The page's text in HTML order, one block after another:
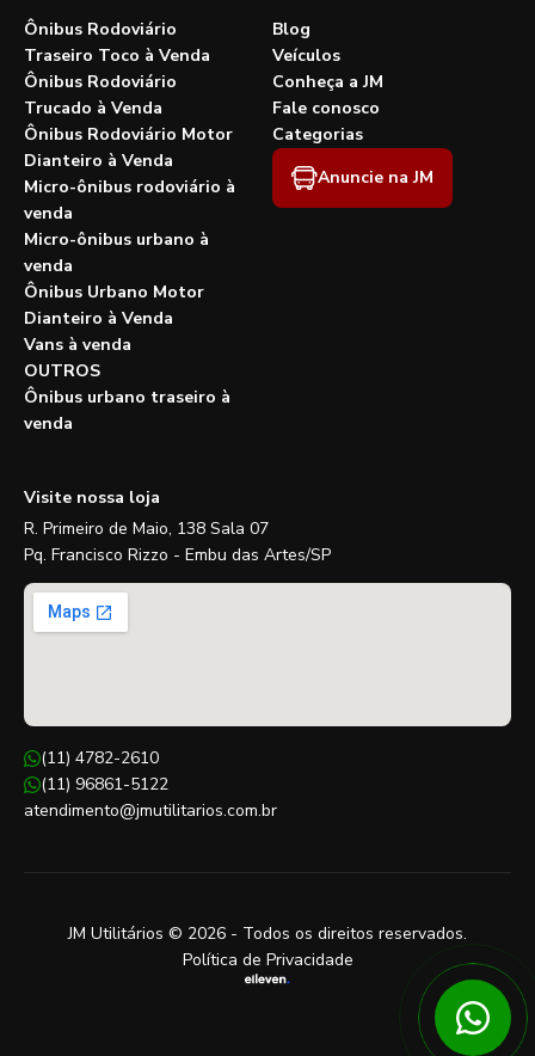
Ônibus Rodoviário
Traseiro Toco à Venda
Ônibus Rodoviário
Trucado à Venda
Ônibus Rodoviário Motor
Dianteiro à Venda
Micro-ônibus rodoviário à
venda
Micro-ônibus urbano à
venda
Ônibus Urbano Motor
Dianteiro à Venda
Vans à venda
OUTROS
Ônibus urbano traseiro à
venda
Blog
Veículos
Conheça a JM
Fale conosco
Categorias
Anuncie na JM
Visite nossa loja
R. Primeiro de Maio, 138 Sala 07
Pq. Francisco Rizzo - Embu das Artes/SP
(11) 4782-2610
(11) 96861-5122
atendimento@jmutilitarios.com.br
JM Utilitários © 2026 - Todos os direitos reservados.
Política de Privacidade